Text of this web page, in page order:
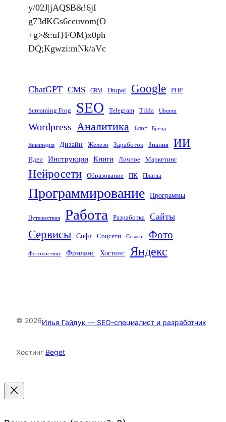
y/02J|jAQ$B&!6jI
g73dKGs6ccuvom(O
+g>&:uf}FOM)x0ph
DQ;Kgwzi:mNk/aVc
ChatGPT CMS CRM Drupal Google PHP
Screaming Frog SEO Telegram Tilda Ubuntu
Wordpress Аналитика Блог Бренд
Википедия Дизайн Железо Заработок Знания ИИ
Идеи Инструкции Книги Личное Маркетинг
Нейросети Образование ПК Планы
Программирование Программы
Путешествия Работа Разработка Сайты
Сервисы Софт Соцсети Ссылки Фото
Фотохостинг Фриланс Хостинг Яндекс
© 2026Илья Гайдук — SEO-специалист и разработчик
Хостинг Beget